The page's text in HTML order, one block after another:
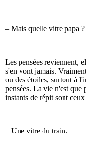
– Mais quelle vitre papa ?
Les pensées reviennent,
s'en vont jamais.
ou des étoiles, surtout à
pensées. La vie n'est que
instants de répit sont
– Une vitre du train.